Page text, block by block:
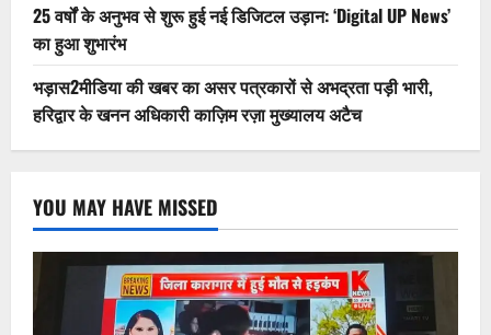
25 वर्षों के अनुभव से शुरू हुई नई डिजिटल उड़ान: ‘Digital UP News’
का हुआ शुभारंभ
भड़ास2मीडिया की खबर का असर पत्रकारों से अभद्रता पड़ी भारी,
हरिद्वार के खनन अधिकारी काज़िम रज़ा मुख्यालय अटैच
YOU MAY HAVE MISSED